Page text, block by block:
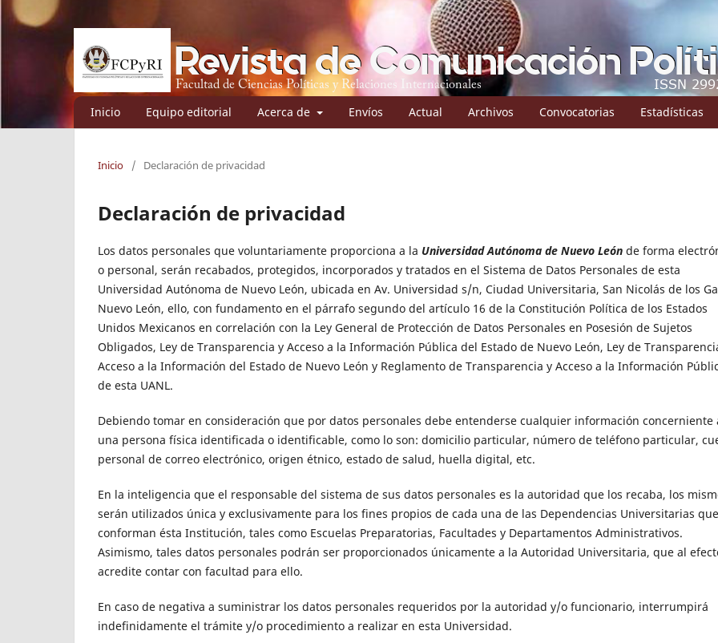
Inicio Equipo editorial Acerca de Envíos Actual Archivos Convocatorias Estadísticas
Inicio / Declaración de privacidad
Declaración de privacidad
Los datos personales que voluntariamente proporciona a la Universidad Autónoma de Nuevo León de forma
o personal, serán recabados, protegidos, incorporados y tratados en el Sistema de Datos Personales de esta
Universidad Autónoma de Nuevo León, ubicada en Av. Universidad s/n, Ciudad Universitaria, San Nicolás de los
Nuevo León, ello, con fundamento en el párrafo segundo del artículo 16 de la Constitución Política de los Estados
Unidos Mexicanos en correlación con la Ley General de Protección de Datos Personales en Posesión de Sujetos
Obligados, Ley de Transparencia y Acceso a la Información Pública del Estado de Nuevo León, Ley de
Acceso a la Información del Estado de Nuevo León y Reglamento de Transparencia y Acceso a la Información
de esta UANL.
Debiendo tomar en consideración que por datos personales debe entenderse cualquier información concerniente
una persona física identificada o identificable, como lo son: domicilio particular, número de teléfono particular,
personal de correo electrónico, origen étnico, estado de salud, huella digital, etc.
En la inteligencia que el responsable del sistema de sus datos personales es la autoridad que los recaba, los
serán utilizados única y exclusivamente para los fines propios de cada una de las Dependencias Universitarias que
conforman ésta Institución, tales como Escuelas Preparatorias, Facultades y Departamentos Administrativos.
Asimismo, tales datos personales podrán ser proporcionados únicamente a la Autoridad Universitaria, que al
acredite contar con facultad para ello.
En caso de negativa a suministrar los datos personales requeridos por la autoridad y/o funcionario, interrumpirá
indefinidamente el trámite y/o procedimiento a realizar en esta Universidad.